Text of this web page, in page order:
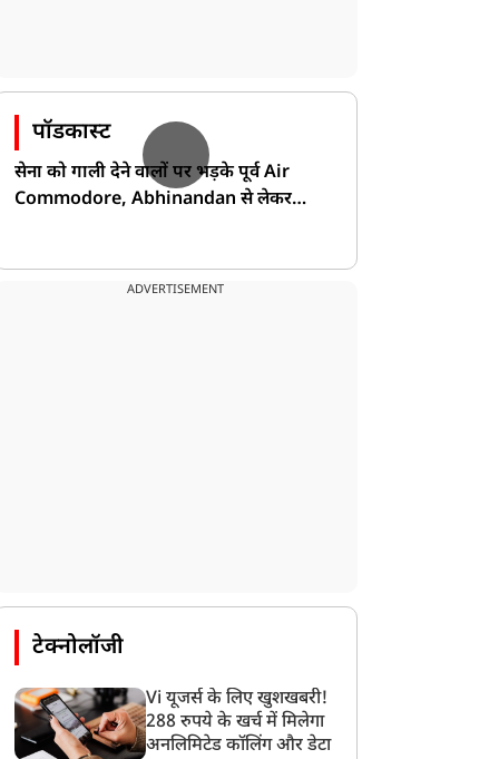
पॉडकास्ट
सेना को गाली देने वालों पर भड़के पूर्व Air
Commodore, Abhinandan से लेकर
ADVERTISEMENT
टेक्नोलॉजी
Vi यूजर्स के लिए खुशखबरी!
288 रुपये के खर्च में मिलेगा
अनलिमिटेड कॉलिंग और डेटा